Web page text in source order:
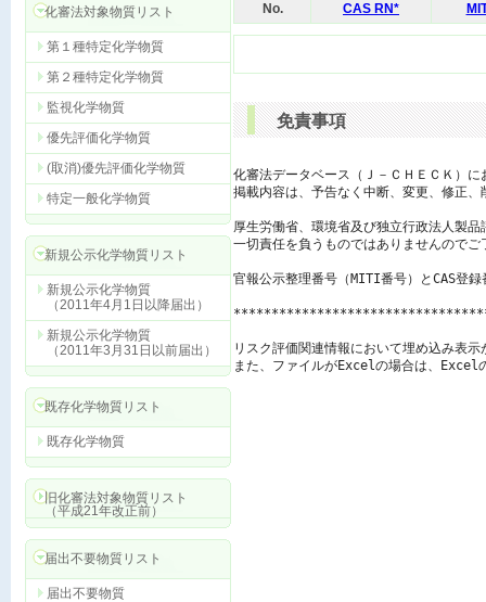
化審法対象物質リスト
第１種特定化学物質
第２種特定化学物質
監視化学物質
優先評価化学物質
(取消)優先評価化学物質
特定一般化学物質
新規公示化学物質リスト
新規公示化学物質
（2011年4月1日以降届出）
新規公示化学物質
（2011年3月31日以前届出）
既存化学物質リスト
既存化学物質
旧化審法対象物質リスト
（平成21年改正前）
届出不要物質リスト
届出不要物質
No.
CAS RN*
免責事項
化審法データベース（Ｊ－ＣＨＥＣＫ）
掲載内容は、予告なく中断、変更、修正
厚生労働省、環境省及び独立行政法人製
一切責任を負うものではありませんのでご
官報公示整理番号（MITI番号）とCAS登
リスク評価関連情報において埋め込み表
また、ファイルがExcelの場合は、Excel